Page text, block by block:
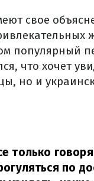
свое
популярный
что хочет
но и
только
по